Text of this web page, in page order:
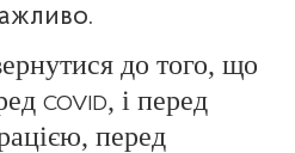
до того, що
COVID, і перед
перед